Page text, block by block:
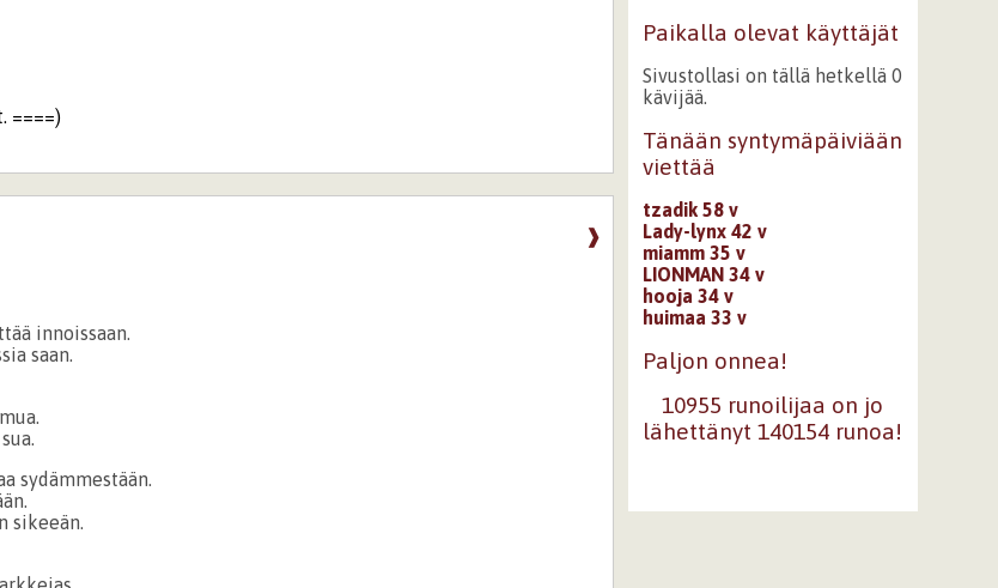
====)
❱
innoissaan.
saan.
sydämmestään.
sikeeän.
Paikalla olevat käyttäjät
Sivustollasi on tällä hetkellä 0
kävijää.
Tänään syntymäpäiviään
viettää
tzadik 58 v
Lady-lynx 42 v
miamm 35 v
LIONMAN 34 v
hooja 34 v
huimaa 33 v
Paljon onnea!
10955 runoilijaa on jo
lähettänyt 140154 runoa!